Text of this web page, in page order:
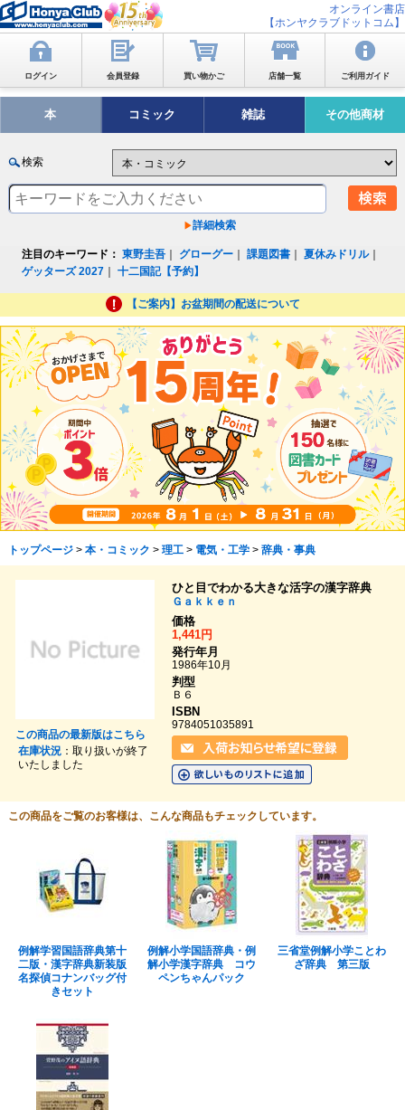
オンライン書店
【ホンヤクラブドットコム】
ログイン 会員登録 買い物かご 店舗一覧 ご利用ガイド
本 コミック 雑誌 その他商材
検索
詳細検索
注目のキーワード： 東野圭吾 グローグー ｜課題図書 ｜夏休みドリル｜
ゲッターズ 2027 ｜十二国記【予約】
【ご案内】お盆期間の配送について
トップページ> 本・コミック > 理工> 電気・工学> 辞典・事典
この商品の最新版はこちら
在庫状況：取り扱いが終了
いたしました
ひと目でわかる大きな活字の漢字辞典
Ｇａｋｋｅｎ
価格
1,441円
発行年月
1986年10月
判型
Ｂ６
ISBN
9784051035891
この商品をご覧のお客様は、こんな商品もチェックしています。
例解学習国語辞典第十
二版・漢字辞典新装版
名探偵コナンバッグ付
きセット
例解小学国語辞典・例
解小学漢字辞典 コウ
ペンちゃんパック
三省堂例解小学ことわ
ざ辞典 第三版